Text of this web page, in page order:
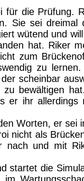
für die Prüfung.
Sie sei dreimal
wütend und
hat. Riker
zum
zu
scheinbar
bewältigen
er ihr allerdings
Worten, er sei
nicht als
nach und mit
startet die